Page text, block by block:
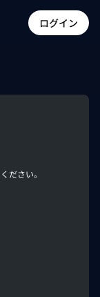
ログイン
ださい。